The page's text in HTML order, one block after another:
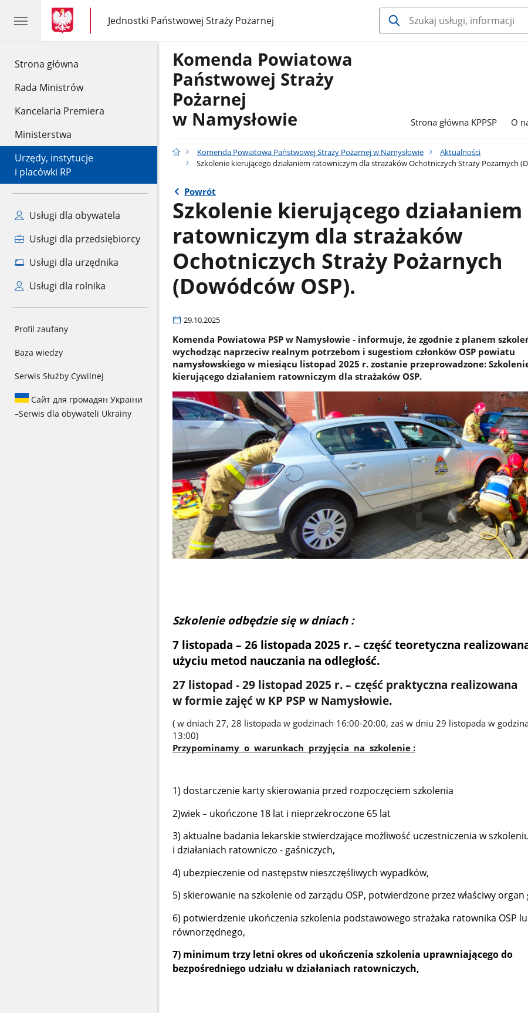
Strona główna
Rada Ministrów
Kancelaria Premiera
Ministerstwa
Urzędy, instytucje
i placówki RP
Usługi dla obywatela
Usługi dla przedsiębiorcy
Usługi dla urzędnika
Usługi dla rolnika
Profil zaufany
Baza wiedzy
Serwis Służby Cywilnej
Сайт для громадян України
–Serwis dla obywateli Ukrainy
gov.pl
gov.pl
Jednostki Państwowej Straży Pożarnej
gov.pl
Jednostki
Państwowej
Komenda Powiatowa
Państwowej Straży
Pożarnej
w Namysłowie
Strona główna KPPSP O
Komenda Powiatowa Państwowej Straży Pożarnej w Namysłowie
Aktualności
Szkolenie kierującego działaniem ratowniczym dla strażaków Ochotniczych Straży Pożarnych
Powrót
Szkolenie kierującego działaniem
ratowniczym dla strażaków
Ochotniczych Straży Pożarnych
(Dowódców OSP).
29.10.2025
Komenda Powiatowa PSP w Namysłowie - informuje, że zgodnie z planem
wychodząc naprzeciw realnym potrzebom i sugestiom członków OSP powiatu
namysłowskiego w miesiącu listopad 2025 r. zostanie przeprowadzone:
kierującego działaniem ratowniczym dla strażaków OSP.
Szkolenie odbędzie się w dniach :
7 listopada – 26 listopada 2025 r. – część teoretyczna
użyciu metod nauczania na odległość.
27 listopad - 29 listopad 2025 r. – część praktyczna realizowana
w formie zajęć w KP PSP w Namysłowie.
( w dniach 27, 28 listopada w godzinach 16:00-20:00, zaś w dniu 29 listopada w
13:00)
Przypominamy o warunkach przyjęcia na szkolenie :
1) dostarczenie karty skierowania przed rozpoczęciem szkolenia
2)wiek – ukończone 18 lat i nieprzekroczone 65 lat
3) aktualne badania lekarskie stwierdzające możliwość uczestniczenia w
i działaniach ratowniczo - gaśniczych,
4) ubezpieczenie od następstw nieszczęśliwych wypadków,
5) skierowanie na szkolenie od zarządu OSP, potwierdzone przez właściwy organ
6) potwierdzenie ukończenia szkolenia podstawowego strażaka ratownika OSP
równorzędnego,
7) minimum trzy letni okres od ukończenia szkolenia uprawniającego do
bezpośredniego udziału w działaniach ratowniczych,